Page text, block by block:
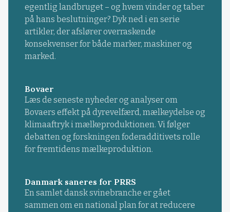
egentlig landbruget – og hvem vinder og taber
på hans beslutninger? Dyk ned i en serie
artikler, der afslører overraskende
konsekvenser for både marker, maskiner og
marked.
Bovaer
Læs de seneste nyheder og analyser om
Bovaers effekt på dyrevelfærd, mælkeydelse og
klimaaftryk i mælkeproduktionen. Vi følger
debatten og forskningen foderadditivets rolle
for fremtidens mælkeproduktion.
Danmark saneres for PRRS
En samlet dansk svinebranche er gået
sammen om en national plan for at reducere